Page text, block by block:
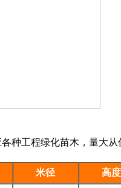
种工程绿化苗木，量大从
米径 高度